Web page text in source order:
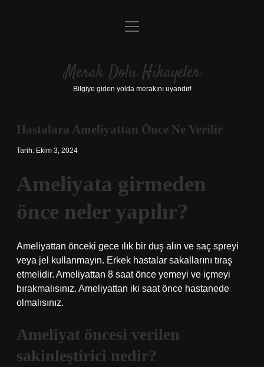
Anasayfa
Yasal Uyarı
menüyü
Merak Dolu Hikayeler
Bilgiye giden yolda merakını uyandır!
Hastalara Ameliyattan Önce Ne Verilir
Tarih: Ekim 3, 2024
Ameliyata girmeden
önce neler yapılır?
Ameliyattan önceki gece ılık bir duş alın ve saç spreyi
veya jel kullanmayın. Erkek hastalar sakallarını tıraş
etmelidir. Ameliyattan 8 saat önce yemeyi ve içmeyi
bırakmalısınız. Ameliyattan iki saat önce hastanede
olmalısınız.
Ameliyat öncesi verilen
sakinleştirici nedir?